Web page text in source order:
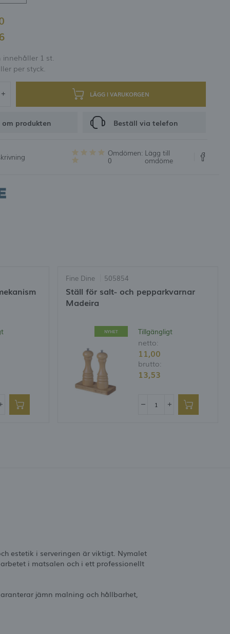
1 st.
per styck.
LÄGG I VARUKORGEN
om produkten Beställ via telefon
Omdömen:
0
Lägg till
omdöme
Fine Dine 505854
Ställ för salt- och pepparkvarnar
Madeira
NYHET Tillgängligt
netto:
11,00
brutto:
13,53
estetik i serveringen är viktigt. Nymalet
i matsalen och i ett professionellt
jämn malning och hållbarhet,